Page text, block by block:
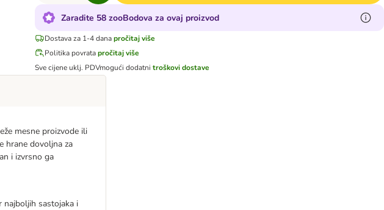
Zaradite 58 zooBodova za ovaj proizvod
Dostava za 1-4 dana pročitaj više
Politika povrata pročitaj više
Sve cijene uklj. PDVmogući dodatnitroškovi dostave
mesne proizvode ili
hrane dovoljna za
i izvrsno ga
najboljih sastojaka i